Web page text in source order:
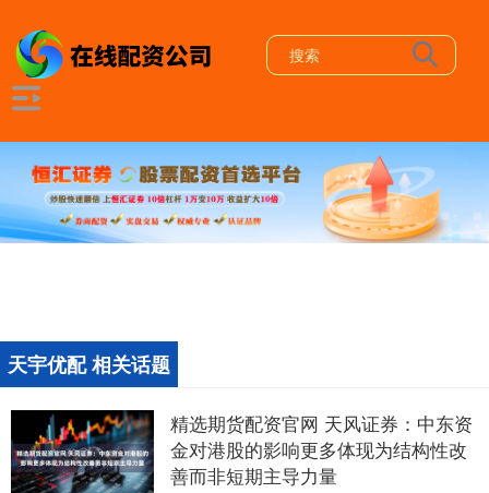
天宇优配 相关话题
精选期货配资官网 天风证券：中东资
金对港股的影响更多体现为结构性改
善而非短期主导力量